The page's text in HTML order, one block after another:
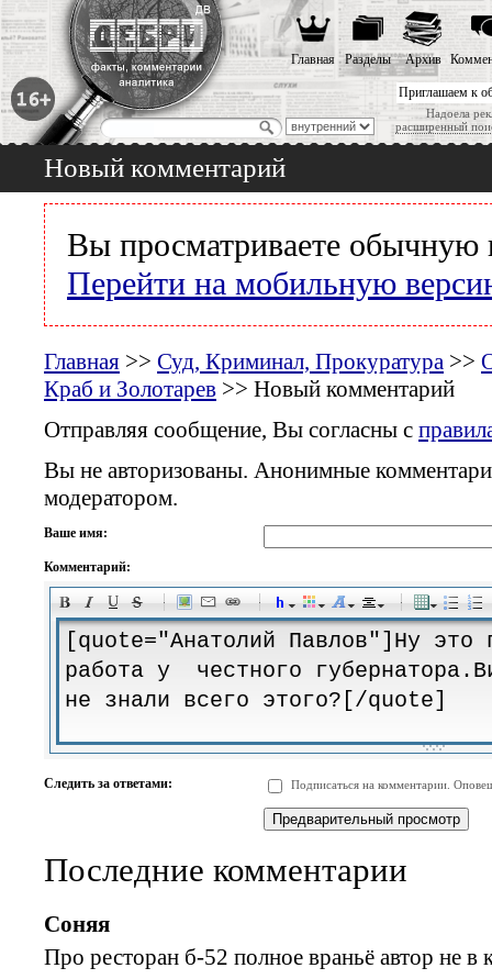
Приглашаем к
Надоела
расширенный
Главная Разделы Архив
Новый комментарий
Вы просматриваете обычную
Перейти на мобильную
Главная >> Суд, Криминал, Прокуратура >>
Краб и Золотарев >> Новый комментарий
Отправляя сообщение, Вы согласны с
Вы не авторизованы. Анонимные
модератором.
Ваше имя:
Комментарий:
-
-
-
-
-
-
-
-
-
-
-
-
-
-
-
-
-
-
-
-
-
-
-
-
Следить за ответами: Подписаться на комментарии.
Последние комментарии
Соняя
Про ресторан б-52 полное враньё автор не в